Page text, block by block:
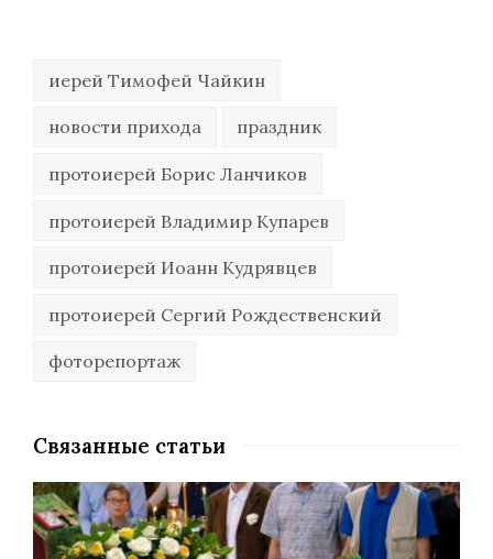
иерей Тимофей Чайкин
новости прихода праздник
протоиерей Борис Ланчиков
протоиерей Владимир Купарев
протоиерей Иоанн Кудрявцев
протоиерей Сергий Рождественский
фоторепортаж
Связанные статьи